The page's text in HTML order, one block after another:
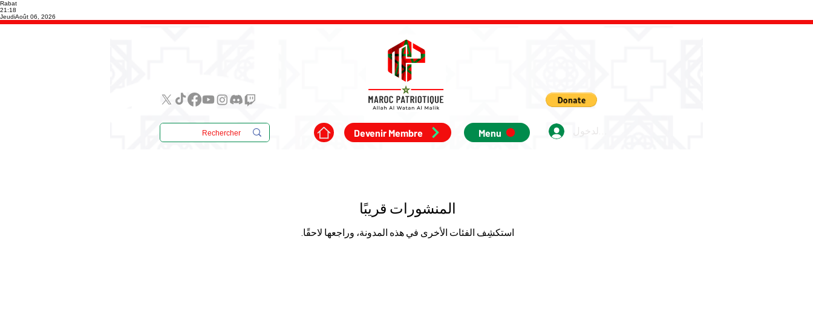
Rabat
21:18
JeudiAoût 06, 2026
تسجيل الدخول Devenir Membre Menu
المنشورات قريبًا
استكشِف الفئات الأخرى في هذه المدونة، وراجعها لاحقًا.